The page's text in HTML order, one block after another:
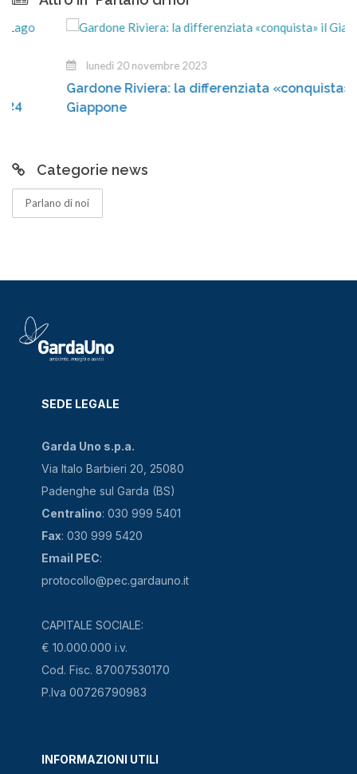
lunedì 20 novembre 2023
Gardone Riviera: la differenziata «conquista» il
Giappone
Categorie news
Parlano di noi
SEDE LEGALE
Garda Uno s.p.a.
Via Italo Barbieri 20, 25080
Padenghe sul Garda (BS)
Centralino: 030 999 5401
Fax: 030 999 5420
Email PEC:
protocollo@pec.gardauno.it
CAPITALE SOCIALE:
€ 10.000.000 i.v.
Cod. Fisc. 87007530170
P.Iva 00726790983
INFORMAZIONI UTILI